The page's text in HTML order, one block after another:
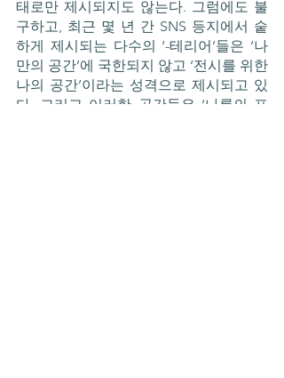
태로만 제시되지도 않는다. 그럼에도 불
구하고, 최근 몇 년 간 SNS 등지에서 숱
하게 제시되는 다수의 ‘-테리어’들은 ‘나
만의 공간’에 국한되지 않고 ‘전시를 위한
나의 공간’이라는 성격으로 제시되고 있
다. 그리고 이러한 공간들은 ‘나름의 표